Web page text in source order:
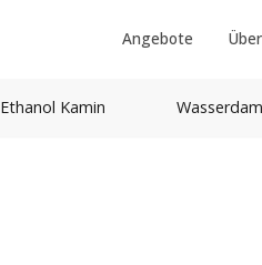
Angebote
Ethanol Kamin